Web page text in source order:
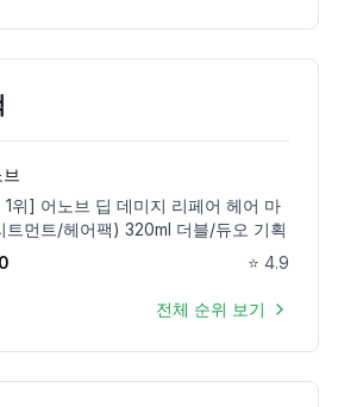
위] 어노브 딥 데미지 리페어 헤어 마
트먼트/헤어팩) 320ml 더블/듀오 기획
⭐ 4.9
전체 순위 보기